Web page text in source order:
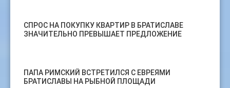
СПРОС НА ПОКУПКУ КВАРТИР В БРАТИСЛАВЕ
ЗНАЧИТЕЛЬНО ПРЕВЫШАЕТ ПРЕДЛОЖЕНИЕ
ПАПА РИМСКИЙ ВСТРЕТИЛСЯ С ЕВРЕЯМИ
БРАТИСЛАВЫ НА РЫБНОЙ ПЛОЩАДИ